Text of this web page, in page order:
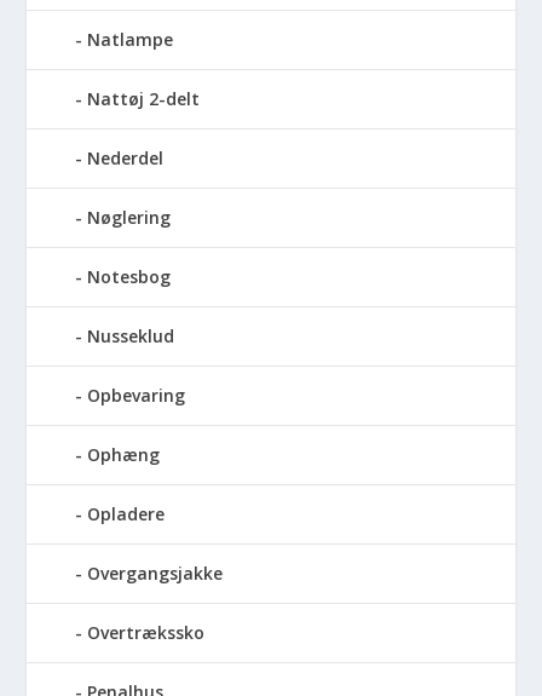
Natlampe
Nattøj 2-delt
Nederdel
Nøglering
Notesbog
Nusseklud
Opbevaring
Ophæng
Opladere
Overgangsjakke
Overtrækssko
Penalhus